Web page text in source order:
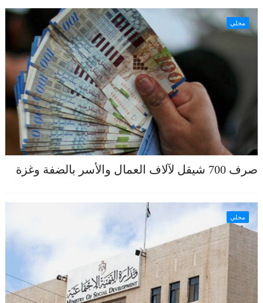
محلي
صرف 700 شيقل لآلاف العمال والأسر بالضفة وغزة
محلي